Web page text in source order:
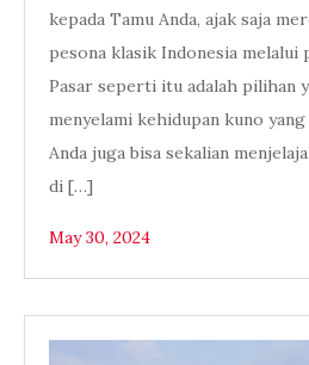
kepada Tamu Anda, ajak saja
pesona klasik Indonesia melalui
Pasar seperti itu adalah pilihan
menyelami kehidupan kuno
Anda juga bisa sekalian
di […]
May 30, 2024